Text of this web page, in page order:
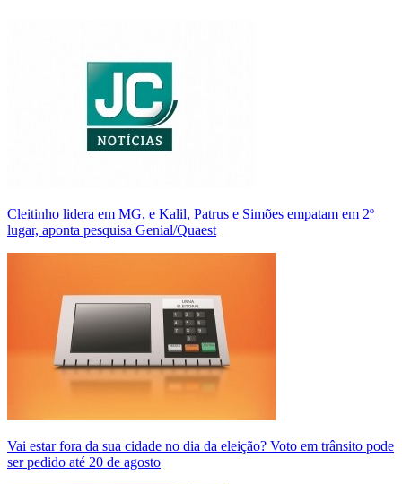
Cleitinho lidera em MG, e Kalil, Patrus e Simões empatam em 2º
lugar, aponta pesquisa Genial/Quaest
Vai estar fora da sua cidade no dia da eleição? Voto em trânsito pode
ser pedido até 20 de agosto